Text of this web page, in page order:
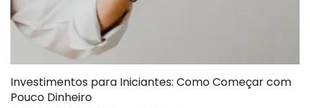
Investimentos para Iniciantes: Como Começar com
Pouco Dinheiro